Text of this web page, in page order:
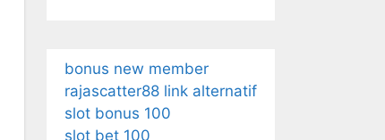
bonus new member
rajascatter88 link alternatif
slot bonus 100
slot bet 100